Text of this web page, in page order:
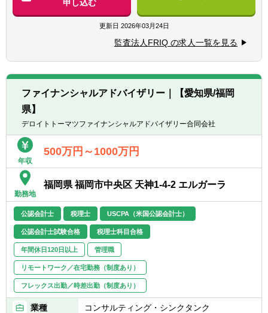
【歓迎要件】
・会計監査実務経験
・会計コンサルティング業務経験
・M&Aトランザクションサービス業務経験
ム監査人（CISA）資格保有者
経験豊富な公認会計士で構成されているた
め、
これまでの経験を活かしつつも、学べること
も多く、
ご自身の成長と組織の成長を経験できます。
M&A業務、IPO案件等、ご経験＆ご希望に沿
ってアドバイザリー業務もアサイン可能で
【業務割合イメージ】
・FAS業務：2.3割 監査業務6.7割
す。）
申し込む
更新日 2026年03月24日
監査法人FRIQ の求人一覧を見る
ファイナンシャルアドバイザリー｜【愛知県/福岡
県】
デロイトトーマツファイナンシャルアドバイザリー合同会社
年収
500万円～1000万円
勤務地
福岡県 福岡市中央区 天神1-4-2 エルガーラ
公認会計士 税理士 USCPA（米国公認会計士）
公認会計士試験合格 税理士科目合格
年間休日120日以上 管理職
リモートワーク／在宅勤務（制度あり）
フレックス出勤／時差出勤（制度あり）
業種 コンサルティング・シンクタンク